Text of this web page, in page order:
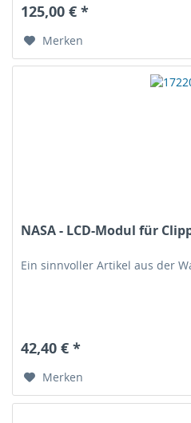
125,00 € *
Merken
NASA - LCD-Modul für
Ein sinnvoller Artikel aus der
42,40 € *
Merken